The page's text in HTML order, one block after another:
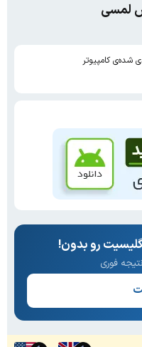
لمسی
شده‌ی کامپیوتر
رو بدون!